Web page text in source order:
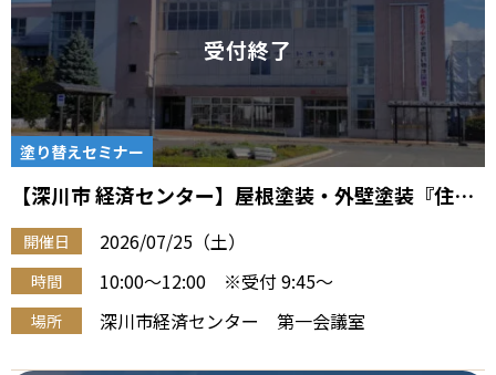
塗り替えセミナー
【深川市 経済センター】屋根塗装・外壁塗装『住宅
塗り替え勉強会』（7/25 午前）
開催日 2026/07/25（土）
時間 10:00～12:00 ※受付 9:45～
場所 深川市経済センター 第一会議室